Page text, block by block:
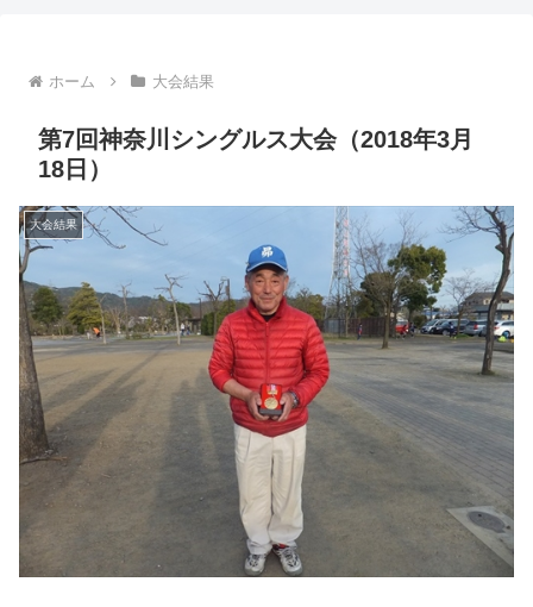
ホーム 大会結果
第7回神奈川シングルス大会（2018年3月
18日）
大会結果